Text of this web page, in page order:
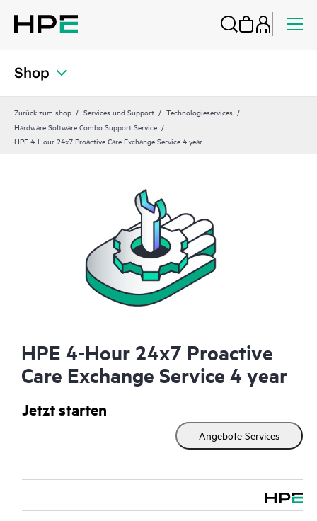
Shop
Zurück zum shop Services und Support
Technologieservices
Hardware Software Combo Support Service
HPE 4-Hour 24x7 Proactive Care Exchange Service 4 year
HPE 4-Hour 24x7 Proactive
Care Exchange Service 4 year
Jetzt starten
Angebote Services